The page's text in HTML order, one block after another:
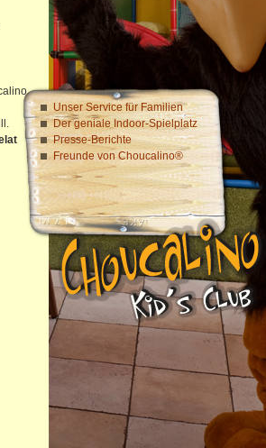
Unser Service für Familien
Der geniale Indoor-Spielplatz
Presse-Berichte
Freunde von Choucalino®